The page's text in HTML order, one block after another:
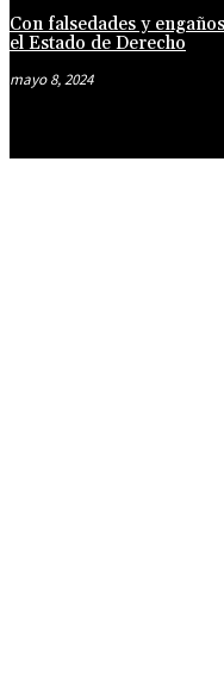
Con falsedades y
el Estado de Derecho
mayo 8, 2024